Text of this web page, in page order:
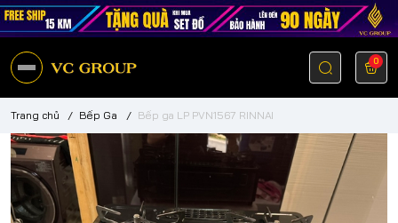
0
Trang chủ / Bếp Ga / Bếp ga LP PVN1567 RINNAI